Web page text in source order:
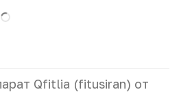
Qfitlia (fitusiran) от